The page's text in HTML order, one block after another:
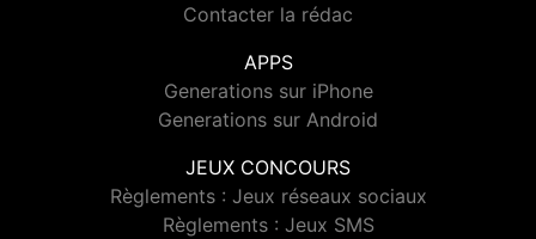
Contacter la rédac
APPS
Generations sur iPhone
Generations sur Android
JEUX CONCOURS
Règlements : Jeux réseaux sociaux
Règlements : Jeux SMS